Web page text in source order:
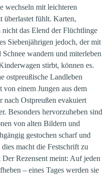
wechseln mit leichteren
überlastet fühlt. Karten,
das Elend der Flüchtlinge
Siebenjährigen jedoch, der mit
wandern und miterleben
stirbt, können es.
ostpreußische Landleben
einem Jungen aus dem
nach Ostpreußen evakuiert
Besonders hervorzuheben sind
von alten Bildern und
gestochen scharf und
macht die Festschrift zu
Rezensent meint: Auf jeden
– eines Tages werden sie